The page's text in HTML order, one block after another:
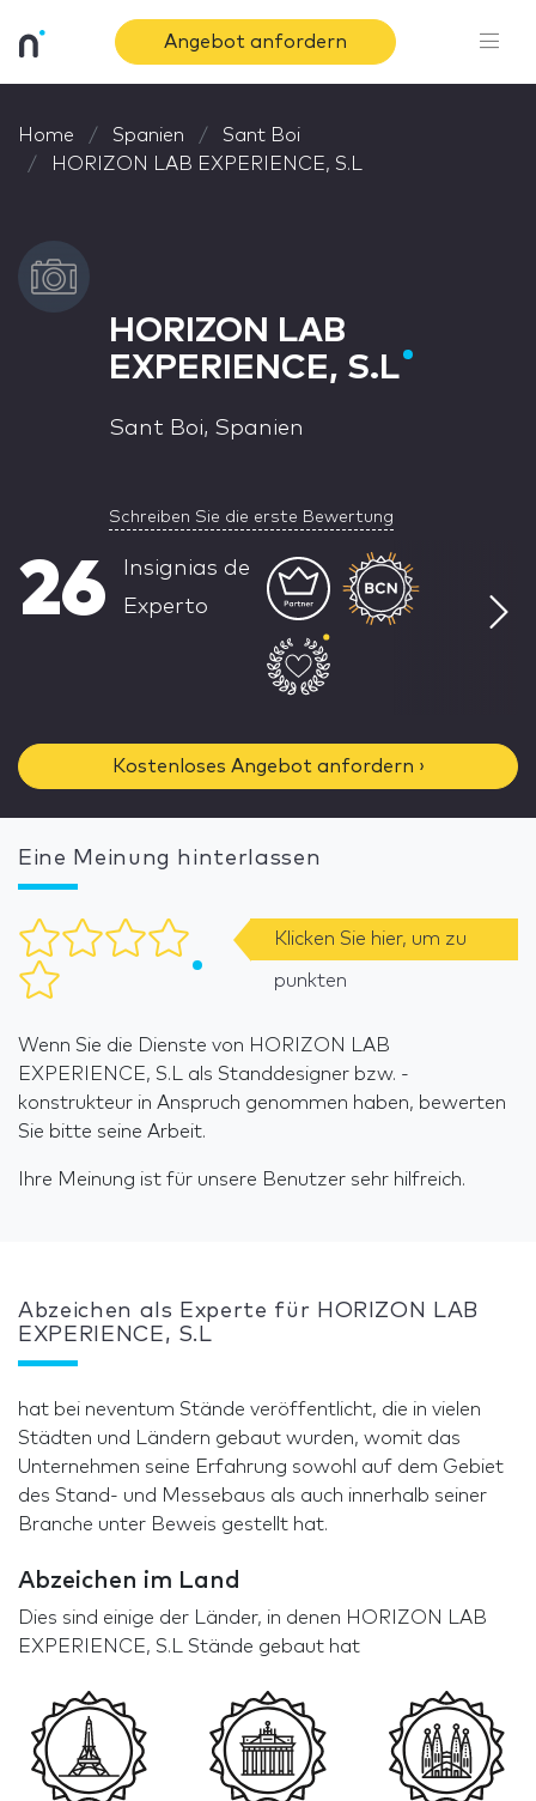
Angebot anfordern
Home Spanien
Sant Boi
HORIZON LAB EXPERIENCE, S.L
HORIZON LAB
EXPERIENCE, S.L
Sant Boi, Spanien
Schreiben Sie die erste Bewertung
26
Insignias de
Experto
Kostenloses Angebot anfordern ›
Eine Meinung hinterlassen
Klicken Sie hier, um zu
punkten
Wenn Sie die Dienste von HORIZON LAB
EXPERIENCE, S.L als Standdesigner bzw. -
konstrukteur in Anspruch genommen haben, bewerten
Sie bitte seine Arbeit.
Ihre Meinung ist für unsere Benutzer sehr hilfreich.
Abzeichen als Experte für HORIZON LAB
EXPERIENCE, S.L
hat bei neventum Stände veröffentlicht, die in vielen
Städten und Ländern gebaut wurden, womit das
Unternehmen seine Erfahrung sowohl auf dem Gebiet
des Stand- und Messebaus als auch innerhalb seiner
Branche unter Beweis gestellt hat.
Abzeichen im Land
Dies sind einige der Länder, in denen HORIZON LAB
EXPERIENCE, S.L Stände gebaut hat